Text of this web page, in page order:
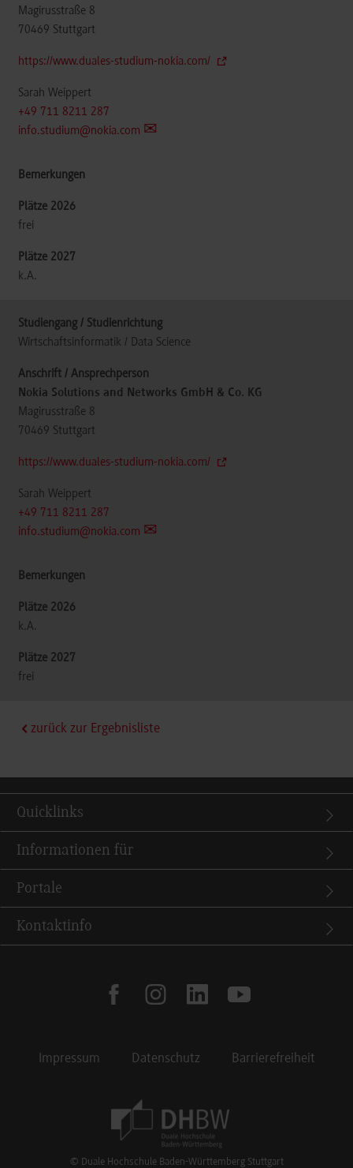
Magirusstraße 8
70469 Stuttgart
https://www.duales-studium-nokia.com/
Sarah Weippert
+49 711 8211 287
info.studium@nokia.com
frei
k.A.
Wirtschaftsinformatik / Data Science
Nokia Solutions and Networks GmbH & Co. KG
Magirusstraße 8
70469 Stuttgart
https://www.duales-studium-nokia.com/
Sarah Weippert
+49 711 8211 287
info.studium@nokia.com
k.A.
frei
zurück zur Ergebnisliste
Quicklinks
Informationen für
Portale
Kontaktinfo
facebookinstagramlinkedinyoutube
Impressum Datenschutz Barrierefreiheit
© Duale Hochschule Baden-Württemberg Stuttgart